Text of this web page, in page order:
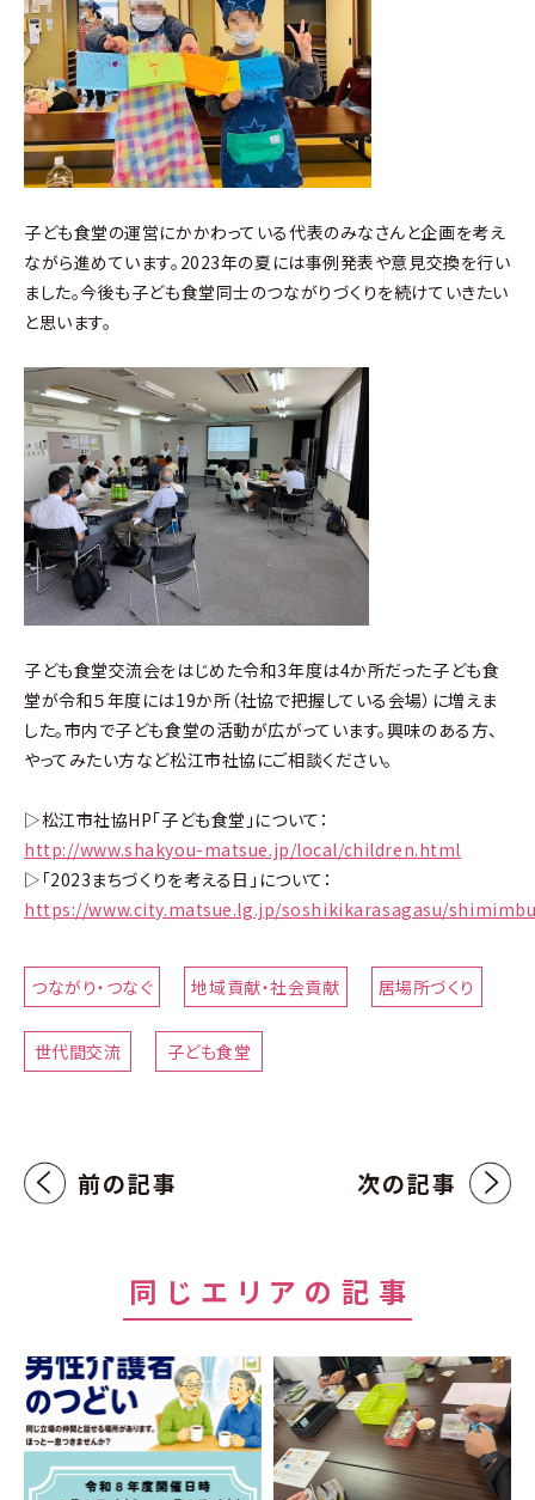
子ども食堂の運営にかかわっている代表のみなさんと企画を考え
ながら進めています。2023年の夏には事例発表や意見交換を行い
ました。今後も子ども食堂同士のつながりづくりを続けていきたい
と思います。
子ども食堂交流会をはじめた令和3年度は4か所だった子ども食
堂が令和５年度には19か所（社協で把握している会場）に増えま
した。市内で子ども食堂の活動が広がっています。興味のある方、
やってみたい方など松江市社協にご相談ください。
▷松江市社協HP「子ども食堂」について：
http://www.shakyou-matsue.jp/local/children.html
▷「2023まちづくりを考える日」について：
https://www.city.matsue.lg.jp/soshikikarasagasu/
つながり・つなぐ 地域貢献・社会貢献 居場所づくり
世代間交流 子ども食堂
前の記事 次の記事
同じエリアの記事